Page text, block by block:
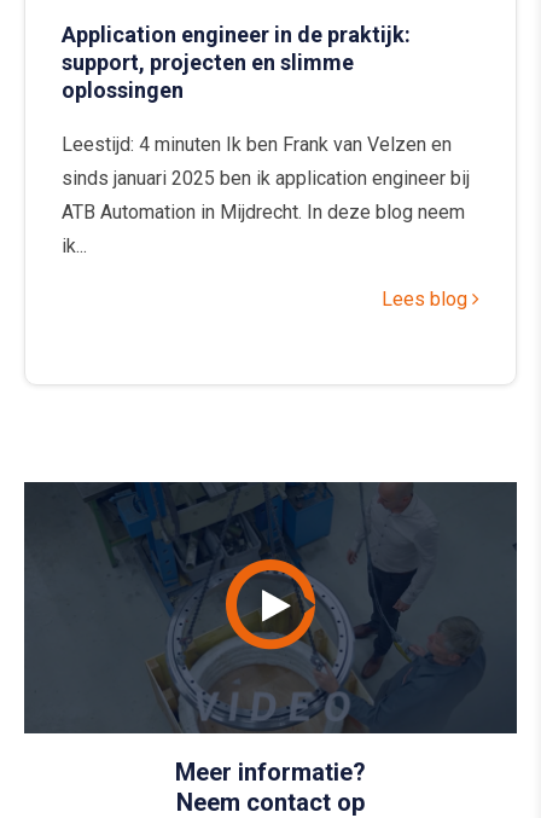
Application engineer in de praktijk:
support, projecten en slimme
oplossingen
Leestijd: 4 minuten Ik ben Frank van Velzen en
sinds januari 2025 ben ik application engineer bij
ATB Automation in Mijdrecht. In deze blog neem
ik...
Lees blog
Meer informatie?
Neem contact op